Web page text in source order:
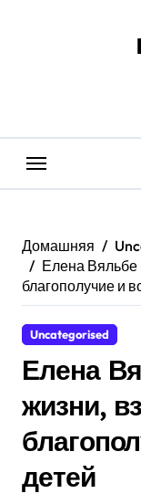
Домашняя
Елена Вяльбе
благополучие и
Uncategorised
Елена
жизни,
детей